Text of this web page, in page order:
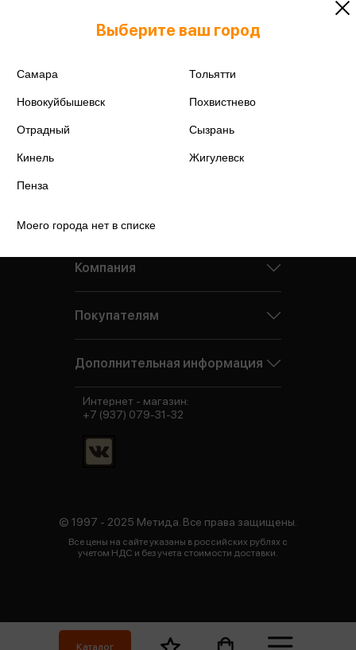
Каталог
Выберите ваш город
Самара Тольятти
Новокуйбышевск Похвистнево
Отрадный Сызрань
Кинель Жигулевск
Пенза
Моего города нет в списке
Компания
Покупателям
Дополнительная информация
© 1997 - 2025 Метида. Все права защищены.
Все цены на сайте указаны в российских рублях с
учетом НДС и без учета стоимости доставки.
Интернет - магазин:
+7 (937) 079-31-32